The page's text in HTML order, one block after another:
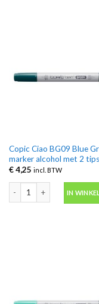
Copic Ciao BG09 Blue
marker alcohol met 2 tips
€4,25 incl. BTW
IN